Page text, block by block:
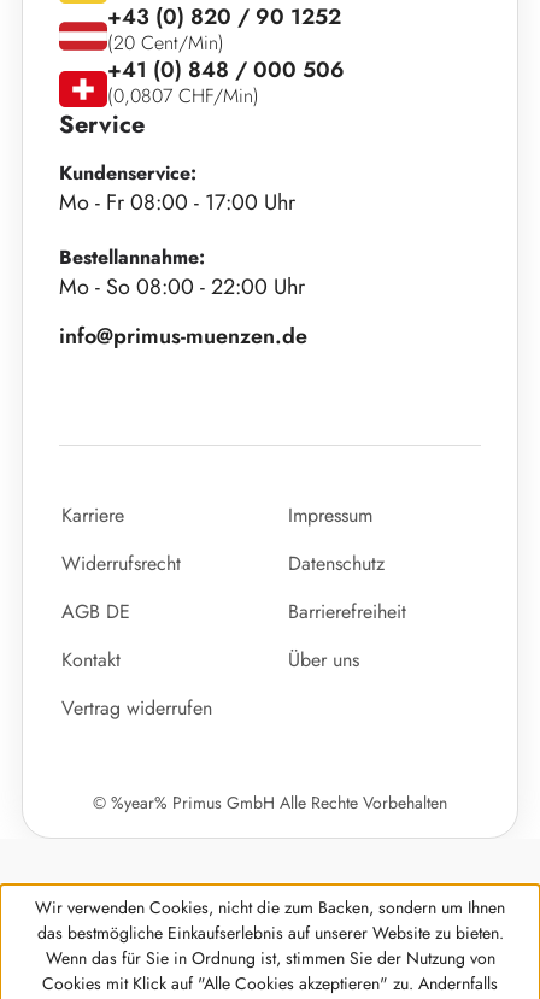
Service
Kundenservice:
Mo - Fr 08:00 - 17:00 Uhr
Bestellannahme:
Mo - So 08:00 - 22:00 Uhr
info@primus-muenzen.de
+43 (0) 820 / 90 1252
(20 Cent/Min)
+41 (0) 848 / 000 506
(0,0807 CHF/Min)
Karriere
Impressum
Widerrufsrecht
Datenschutz
AGB DE
Barrierefreiheit
Kontakt
Über uns
Vertrag widerrufen
© %year% Primus GmbH Alle Rechte Vorbehalten
Wir verwenden Cookies, nicht die zum Backen, sondern um Ihnen
das bestmögliche Einkaufserlebnis auf unserer Website zu bieten.
Wenn das für Sie in Ordnung ist, stimmen Sie der Nutzung von
Cookies mit Klick auf "Alle Cookies akzeptieren" zu. Andernfalls